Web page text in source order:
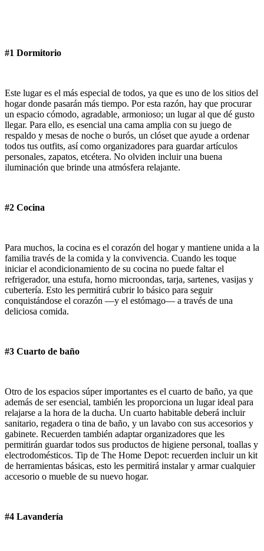
#1 Dormitorio
Este lugar es el más especial de todos, ya que es uno de los sitios del
hogar donde pasarán más tiempo. Por esta razón, hay que procurar
un espacio cómodo, agradable, armonioso; un lugar al que dé gusto
llegar. Para ello, es esencial una cama amplia con su juego de
respaldo y mesas de noche o burós, un clóset que ayude a ordenar
todos tus outfits, así como organizadores para guardar artículos
personales, zapatos, etcétera. No olviden incluir una buena
iluminación que brinde una atmósfera relajante.
#2 Cocina
Para muchos, la cocina es el corazón del hogar y mantiene unida a la
familia través de la comida y la convivencia. Cuando les toque
iniciar el acondicionamiento de su cocina no puede faltar el
refrigerador, una estufa, horno microondas, tarja, sartenes, vasijas y
cubertería. Esto les permitirá cubrir lo básico para seguir
conquistándose el corazón —y el estómago— a través de una
deliciosa comida.
#3 Cuarto de baño
Otro de los espacios súper importantes es el cuarto de baño, ya que
además de ser esencial, también les proporciona un lugar ideal para
relajarse a la hora de la ducha. Un cuarto habitable deberá incluir
sanitario, regadera o tina de baño, y un lavabo con sus accesorios y
gabinete. Recuerden también adaptar organizadores que les
permitirán guardar todos sus productos de higiene personal, toallas y
electrodomésticos. Tip de The Home Depot: recuerden incluir un kit
de herramientas básicas, esto les permitirá instalar y armar cualquier
accesorio o mueble de su nuevo hogar.
#4 Lavandería